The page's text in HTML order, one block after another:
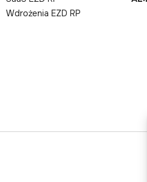
Wdrożenia EZD RP